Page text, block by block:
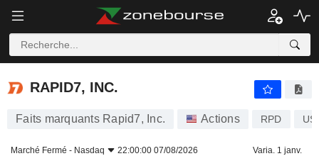
RAPID7, INC.
RAPID7, INC.
Faits marquants Rapid7, Inc. Actions RPD
Marché Fermé - Nasdaq 22:00:00 07/08/2026 Varia. 1 janv.